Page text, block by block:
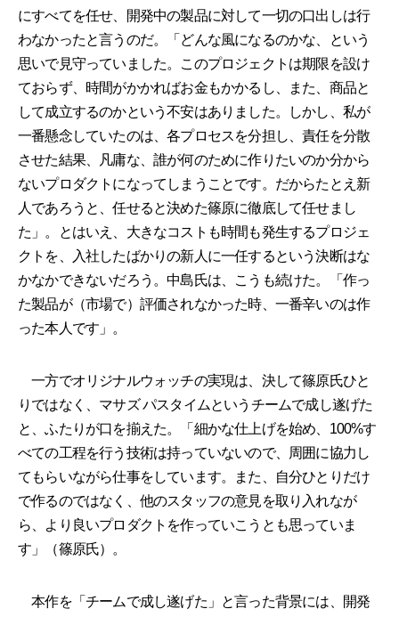
にすべてを任せ、開発中の製品に対して一切の口出しは行
わなかったと言うのだ。「どんな風になるのかな、という
思いで見守っていました。このプロジェクトは期限を設け
ておらず、時間がかかればお金もかかるし、また、商品と
して成立するのかという不安はありました。しかし、私が
一番懸念していたのは、各プロセスを分担し、責任を分散
させた結果、凡庸な、誰が何のために作りたいのか分から
ないプロダクトになってしまうことです。だからたとえ新
人であろうと、任せると決めた篠原に徹底して任せまし
た」。とはいえ、大きなコストも時間も発生するプロジェ
クトを、入社したばかりの新人に一任するという決断はな
かなかできないだろう。中島氏は、こうも続けた。「作っ
た製品が（市場で）評価されなかった時、一番辛いのは作
った本人です」。
一方でオリジナルウォッチの実現は、決して篠原氏ひと
りではなく、マサズ パスタイムというチームで成し遂げた
と、ふたりが口を揃えた。「細かな仕上げを始め、100%す
べての工程を行う技術は持っていないので、周囲に協力し
てもらいながら仕事をしています。また、自分ひとりだけ
で作るのではなく、他のスタッフの意見を取り入れなが
ら、より良いプロダクトを作っていこうとも思っていま
す」（篠原氏）。
本作を「チームで成し遂げた」と言った背景には、開発